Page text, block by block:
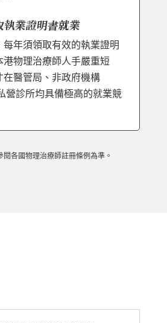
執業證明書就業
每年須領取有效的執業證明
港物理治療師人手嚴重短
在醫管局、非政府機構
營診所均具備極高的就業競
各國物理治療師註冊條例為準。